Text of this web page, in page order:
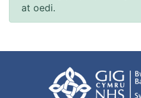
at oedi.